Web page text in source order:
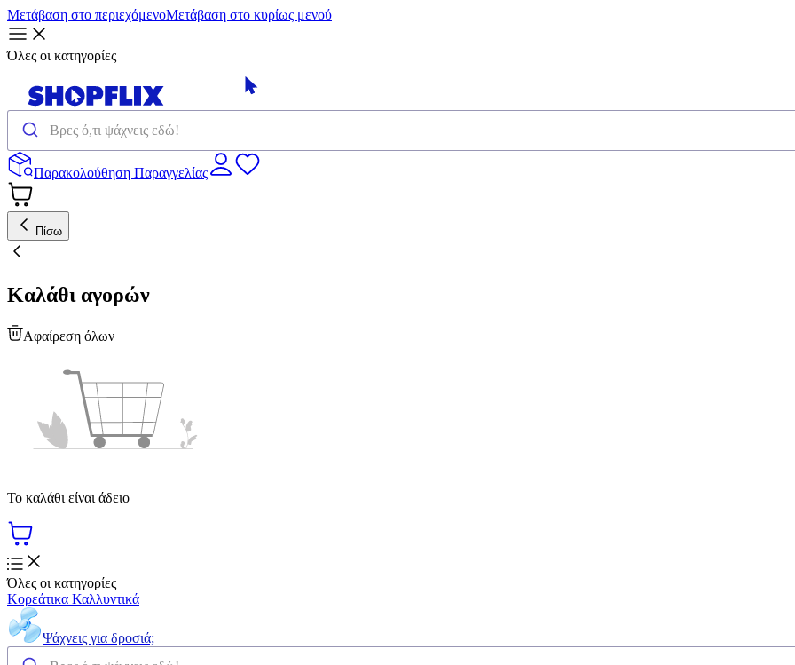
Μετάβαση στο περιεχόμενοΜετάβαση στο κυρίως μενού
Όλες οι κατηγορίες
Παρακολούθηση Παραγγελίας
Πίσω
Καλάθι αγορών
Αφαίρεση όλων
Το καλάθι είναι άδειο
Όλες οι κατηγορίες
Κορεάτικα Καλλυντικά
Ψάχνεις για δροσιά;